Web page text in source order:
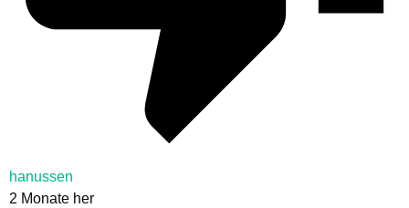
hanussen
2 Monate her